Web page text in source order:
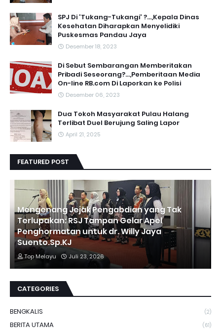
SPJ Di 'Tukang-Tukangi' ?...,Kepala Dinas
Kesehatan Diharapkan Menyelidiki
Puskesmas Pandau Jaya
Desember 18, 2023
Di Sebut Sembarangan Memberitakan
Pribadi Seseorang?...,Pemberitaan Media
On-line RB.com Di Laporkan ke Polisi
Desember 06, 2023
Dua Tokoh Masyarakat Pulau Halang
Terlibat Duel Berujung Saling Lapor
April 21, 2025
FEATURED POST
Mengenang Jejak Pengabdian yang Tak
Terlupakan: RSJ Tampan Gelar Apel
Penghormatan untuk dr. Willy Jaya
Suento.Sp.KJ
Top Melayu Juli 23, 2026
CATEGORIES
BENGKALIS (2)
BERITA UTAMA (61)